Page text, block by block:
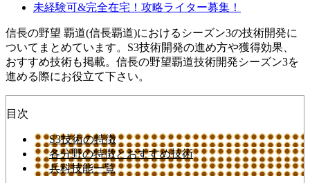
未経験可&完全在宅！攻略ライター募集！
信長の野望 覇道(信長覇道)におけるシーズン3の技術開発に
ついてまとめています。S3技術開発の進め方や獲得効果、
おすすめ技術も掲載。信長の野望覇道技術開発シーズン3を
進める際にお役立て下さい。
目次
S3技術の特徴
各分野の特徴とおすすめ技術
兵科技能一覧